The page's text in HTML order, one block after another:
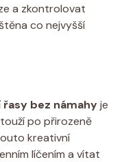
a zkontrolovat
co nejvyšší
bez námahyje
po přirozeně
kreativní
líčením a vítat